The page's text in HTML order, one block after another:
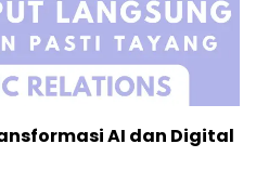
AI dan Digital